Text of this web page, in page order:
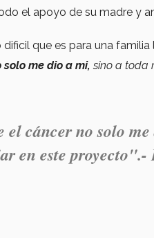
el apoyo de su madre y
que es para una familia
me dio a mi, sino a toda
el cáncer no solo
en este proyecto".-